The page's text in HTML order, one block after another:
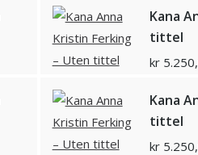
Kana
tittel
kr
Kana
tittel
kr